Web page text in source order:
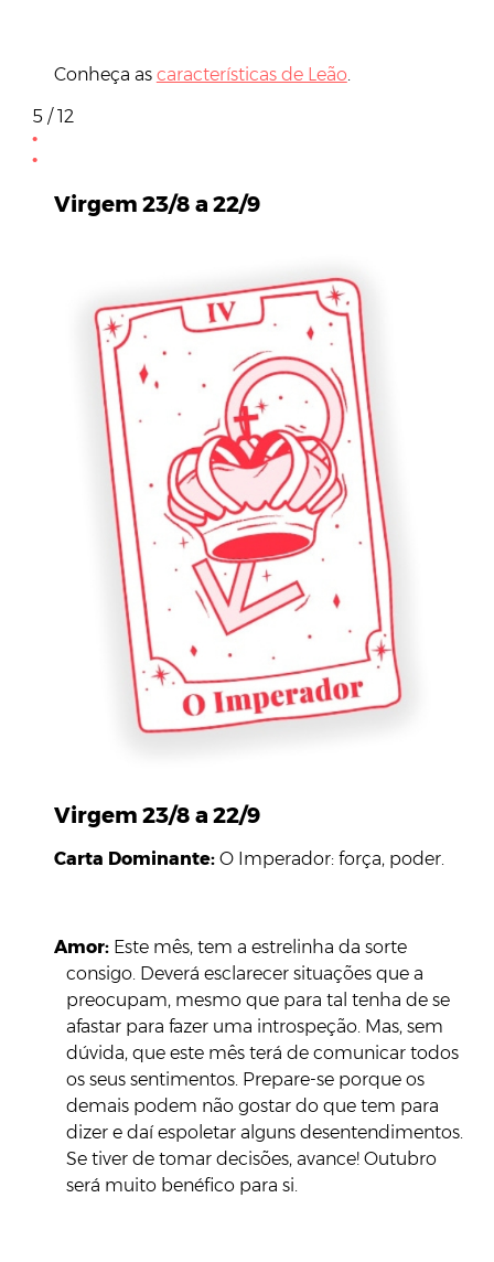
Conheça as características de Leão
5 / 12
Virgem 23/8 a 22/9
Virgem 23/8 a 22/9
Carta Dominante: O Imperador: força, poder.
Amor: Este mês, tem a estrelinha da sorte
consigo. Deverá esclarecer situações que a
preocupam, mesmo que para tal tenha de se
afastar para fazer uma introspeção. Mas, sem
dúvida, que este mês terá de comunicar todos
os seus sentimentos. Prepare-se porque os
demais podem não gostar do que tem para
dizer e daí espoletar alguns desentendimentos.
Se tiver de tomar decisões, avance! Outubro
será muito benéfico para si.